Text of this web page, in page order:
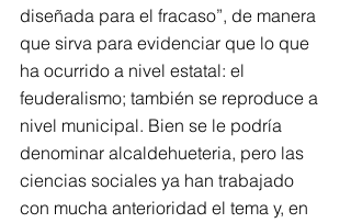
diseñada para el fracaso”, de manera
que sirva para evidenciar que lo que
ha ocurrido a nivel estatal: el
feuderalismo; también se reproduce a
nivel municipal. Bien se le podría
denominar alcaldehueteria, pero las
ciencias sociales ya han trabajado
con mucha anterioridad el tema y, en